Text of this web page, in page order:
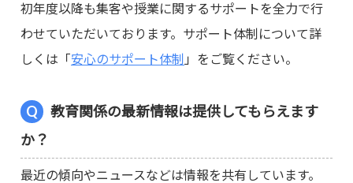
初年度以降も集客や授業に関するサポートを全力で行
わせていただいております。サポート体制について詳
しくは「安心のサポート体制 」をご覧ください。
教育関係の最新情報は提供してもらえます
か？
最近の傾向やニュースなどは情報を共有しています。